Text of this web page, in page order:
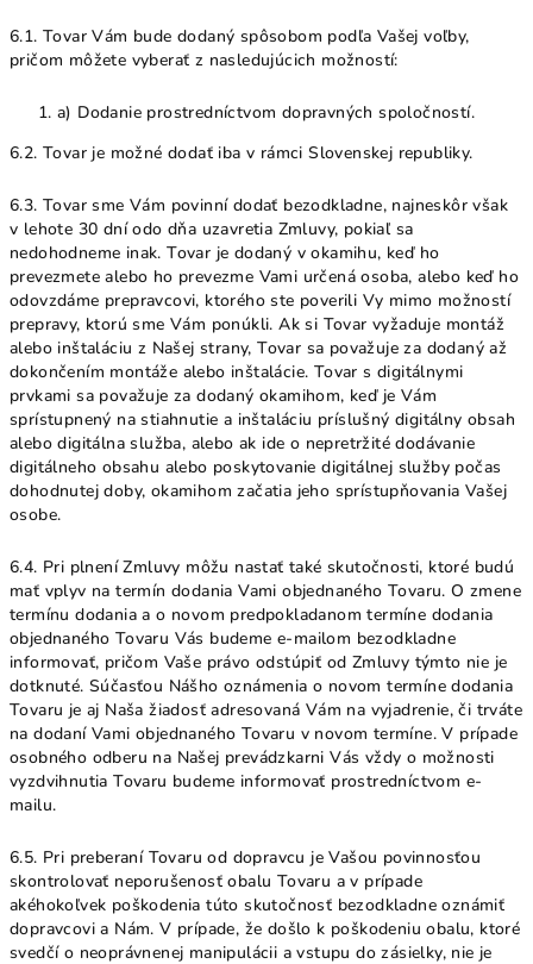
6.1. Tovar Vám bude dodaný spôsobom podľa Vašej voľby,
pričom môžete vyberať z nasledujúcich možností:
a) Dodanie prostredníctvom dopravných spoločností.
6.2. Tovar je možné dodať iba v rámci Slovenskej republiky.
6.3. Tovar sme Vám povinní dodať bezodkladne, najneskôr však
v lehote 30 dní odo dňa uzavretia Zmluvy, pokiaľ sa
nedohodneme inak. Tovar je dodaný v okamihu, keď ho
prevezmete alebo ho prevezme Vami určená osoba, alebo keď ho
odovzdáme prepravcovi, ktorého ste poverili Vy mimo možností
prepravy, ktorú sme Vám ponúkli. Ak si Tovar vyžaduje montáž
alebo inštaláciu z Našej strany, Tovar sa považuje za dodaný až
dokončením montáže alebo inštalácie. Tovar s digitálnymi
prvkami sa považuje za dodaný okamihom, keď je Vám
sprístupnený na stiahnutie a inštaláciu príslušný digitálny obsah
alebo digitálna služba, alebo ak ide o nepretržité dodávanie
digitálneho obsahu alebo poskytovanie digitálnej služby počas
dohodnutej doby, okamihom začatia jeho sprístupňovania Vašej
osobe.
6.4. Pri plnení Zmluvy môžu nastať také skutočnosti, ktoré budú
mať vplyv na termín dodania Vami objednaného Tovaru. O zmene
termínu dodania a o novom predpokladanom termíne dodania
objednaného Tovaru Vás budeme e-mailom bezodkladne
informovať, pričom Vaše právo odstúpiť od Zmluvy týmto nie je
dotknuté. Súčasťou Nášho oznámenia o novom termíne dodania
Tovaru je aj Naša žiadosť adresovaná Vám na vyjadrenie, či trváte
na dodaní Vami objednaného Tovaru v novom termíne. V prípade
osobného odberu na Našej prevádzkarni Vás vždy o možnosti
vyzdvihnutia Tovaru budeme informovať prostredníctvom e-
mailu.
6.5. Pri preberaní Tovaru od dopravcu je Vašou povinnosťou
skontrolovať neporušenosť obalu Tovaru a v prípade
akéhokoľvek poškodenia túto skutočnosť bezodkladne oznámiť
dopravcovi a Nám. V prípade, že došlo k poškodeniu obalu, ktoré
svedčí o neoprávnenej manipulácii a vstupu do zásielky, nie je